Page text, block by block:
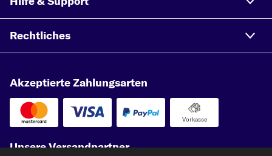
Rechtliches
Akzeptierte Zahlungsarten
Vorkasse
Unsere Versandpartner